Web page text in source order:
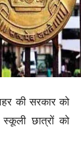
की सरकार को
छात्रों को